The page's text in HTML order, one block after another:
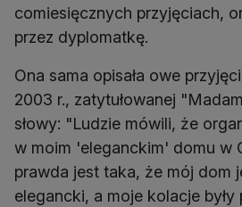
comiesięcznych przyjęciach,
przez dyplomatkę.
Ona sama opisała owe
2003 r., zatytułowanej
słowy: "Ludzie mówili, że
w moim 'eleganckim' domu w
prawda jest taka, że mój dom
elegancki, a moje kolacje były